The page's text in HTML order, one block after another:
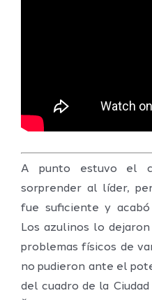
A punto estuvo el
sorprender al líder,
fue suficiente y acabó
Los azulinos lo
problemas físicos de
no pudieron ante el
del cuadro de la